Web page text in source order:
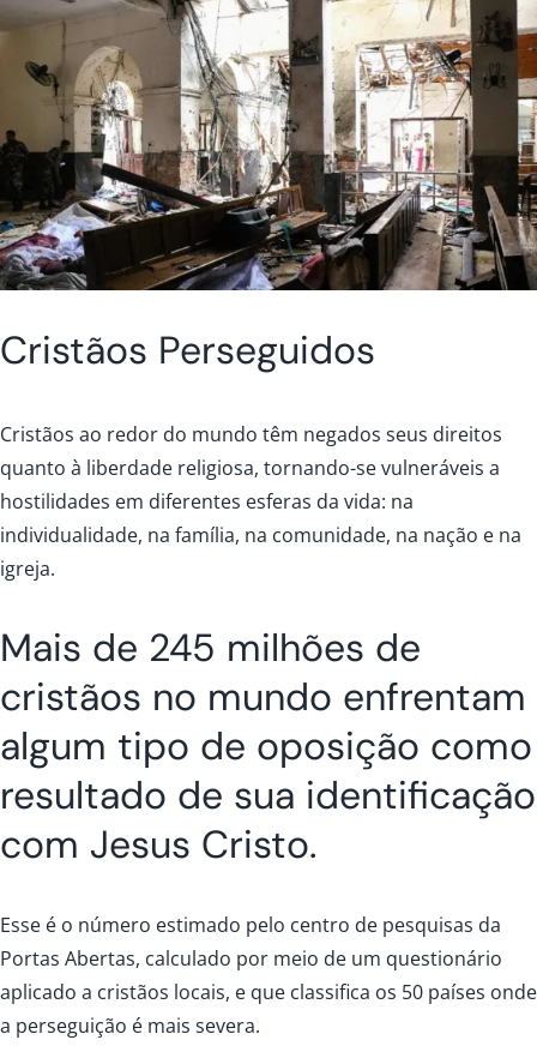
Cristãos Perseguidos
Cristãos ao redor do mundo têm negados seus direitos
quanto à liberdade religiosa, tornando-se vulneráveis a
hostilidades em diferentes esferas da vida: na
individualidade, na família, na comunidade, na nação e na
igreja.
Mais de 245 milhões de
cristãos no mundo enfrentam
algum tipo de oposição como
resultado de sua identificação
com Jesus Cristo.
Esse é o número estimado pelo centro de pesquisas da
Portas Abertas, calculado por meio de um questionário
aplicado a cristãos locais, e que classifica os 50 países onde
a perseguição é mais severa.